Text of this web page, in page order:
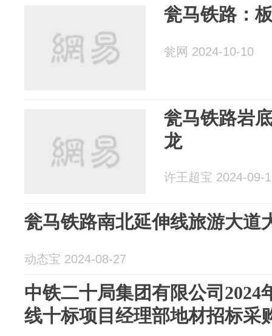
瓮马铁路：
瓮网 2024-10-10
瓮马铁路岩
龙
许王超宝 2024-09-
瓮马铁路南北延伸线旅游大道
动态宝 2024-08-27
中铁二十局集团有限公司2024
线十标项目经理部地材招标采